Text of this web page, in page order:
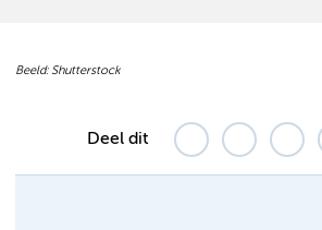
Beeld: Shutterstock
Deel dit